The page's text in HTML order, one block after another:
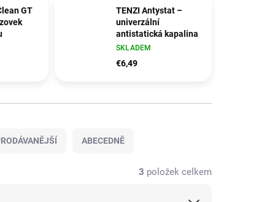
GT
TENZI Antystat –
univerzální
antistatická kapalina
SKLADEM
€6,49
ABECEDNĚ
3 položek celkem